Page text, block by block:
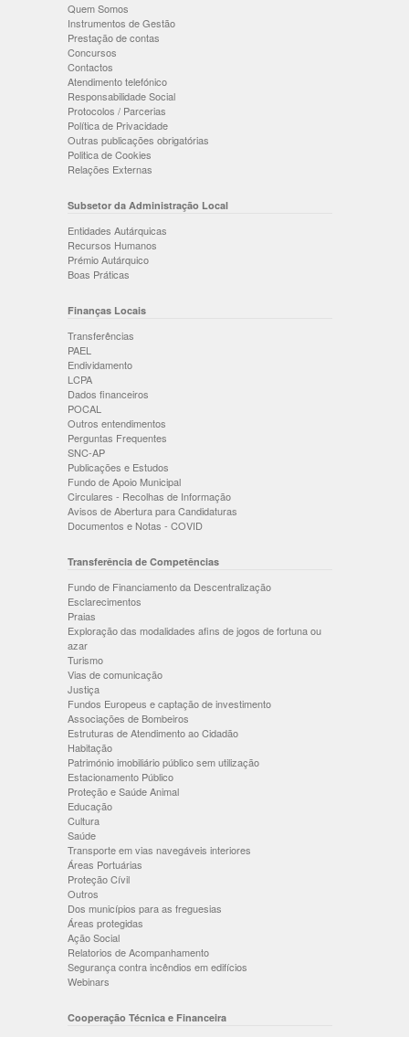
Quem Somos
Instrumentos de Gestão
Prestação de contas
Concursos
Contactos
Atendimento telefónico
Responsabilidade Social
Protocolos / Parcerias
Política de Privacidade
Outras publicações obrigatórias
Politica de Cookies
Relações Externas
Subsetor da Administração Local
Entidades Autárquicas
Recursos Humanos
Prémio Autárquico
Boas Práticas
Finanças Locais
Transferências
PAEL
Endividamento
LCPA
Dados financeiros
POCAL
Outros entendimentos
Perguntas Frequentes
SNC-AP
Publicações e Estudos
Fundo de Apoio Municipal
Circulares - Recolhas de Informação
Avisos de Abertura para Candidaturas
Documentos e Notas - COVID
Transferência de Competências
Fundo de Financiamento da Descentralização
Esclarecimentos
Praias
Exploração das modalidades afins de jogos de fortuna ou
azar
Turismo
Vias de comunicação
Justiça
Fundos Europeus e captação de investimento
Associações de Bombeiros
Estruturas de Atendimento ao Cidadão
Habitação
Património imobiliário público sem utilização
Estacionamento Público
Proteção e Saúde Animal
Educação
Cultura
Saúde
Transporte em vias navegáveis interiores
Áreas Portuárias
Proteção Cívil
Outros
Dos municípios para as freguesias
Áreas protegidas
Ação Social
Relatorios de Acompanhamento
Segurança contra incêndios em edifícios
Webinars
Cooperação Técnica e Financeira